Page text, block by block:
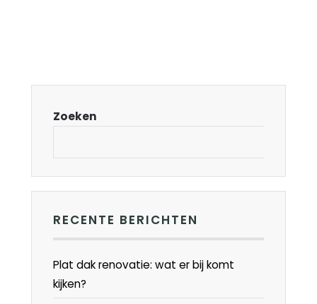
Zoeken
RECENTE BERICHTEN
Plat dak renovatie: wat er bij komt
kijken?